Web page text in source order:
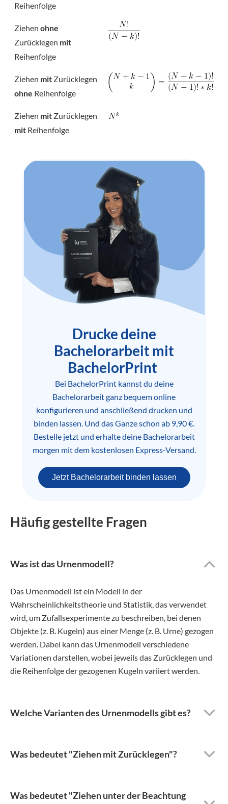
Reihenfolge
Ziehen ohne
Zurücklegen mit
Reihenfolge
Ziehen mit Zurücklegen
ohne Reihenfolge
Ziehen mit Zurücklegen
mit Reihenfolge
Drucke deine
Bachelorarbeit mit
BachelorPrint
Bei BachelorPrint kannst du deine
Bachelorarbeit ganz bequem online
konfigurieren und anschließend drucken und
binden lassen. Und das Ganze schon ab 9,90 €.
Bestelle jetzt und erhalte deine Bachelorarbeit
morgen mit dem kostenlosen Express-Versand.
Jetzt Bachelorarbeit binden lassen
Häufig gestellte Fragen
Was ist das Urnenmodell?
Das Urnenmodell ist ein Modell in der
Wahrscheinlichkeitstheorie und Statistik, das verwendet
wird, um Zufallsexperimente zu beschreiben, bei denen
Objekte (z. B. Kugeln) aus einer Menge (z. B. Urne) gezogen
werden. Dabei kann das Urnenmodell verschiedene
Variationen darstellen, wobei jeweils das Zurücklegen und
die Reihenfolge der gezogenen Kugeln variiert werden.
Welche Varianten des Urnenmodells gibt es?
Was bedeutet "Ziehen mit Zurücklegen"?
Was bedeutet "Ziehen unter der Beachtung